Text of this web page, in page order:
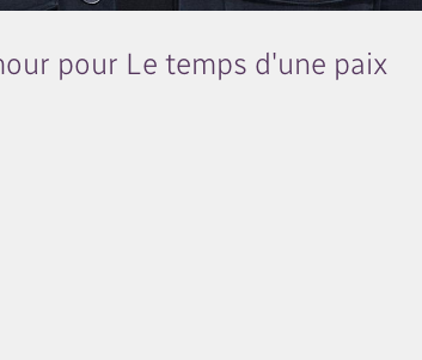
pour Le temps d'une paix